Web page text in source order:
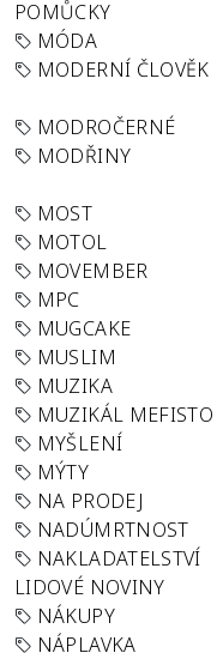
POMŮCKY
MÓDA
MODERNÍ ČLOVĚK
MODROČERNÉ
MODŘINY
MOST
MOTOL
MOVEMBER
MPC
MUGCAKE
MUSLIM
MUZIKA
MUZIKÁL MEFISTO
MYŠLENÍ
MÝTY
NA PRODEJ
NADÚMRTNOST
NAKLADATELSTVÍ
LIDOVÉ NOVINY
NÁKUPY
NÁPLAVKA